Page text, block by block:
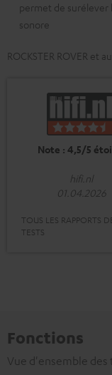
permet de surélever
sonore
ROCKSTER ROVER et
Note : 4,5/5
hifi.nl
01.04.2026
TOUS LES RAPPORTS
TESTS
Fonctions
Vue d'ensemble des